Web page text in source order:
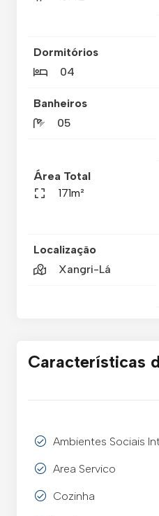
Dormitórios
04
Banheiros
05
Área Total
171m²
Localização
Xangri-Lá
Características
Ambientes Sociais
Area Servico
Cozinha